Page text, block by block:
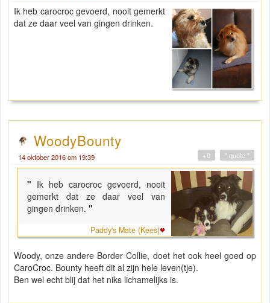
Ik heb carocroc gevoerd, nooit gemerkt
dat ze daar veel van gingen drinken.
WoodyBounty
14 oktober 2016 om 19:39 " quote "
+0
" Ik heb carocroc gevoerd, nooit
gemerkt dat ze daar veel van
gingen drinken. "
Paddy's Mate (Kees)
Woody, onze andere Border Collie, doet het ook heel goed op
CaroCroc. Bounty heeft dit al zijn hele leven(tje).
Ben wel echt blij dat het niks lichamelijks is.